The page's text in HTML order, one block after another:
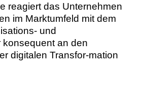
reagiert das Unternehmen
im Marktumfeld mit dem
und
konsequent an den
digitalen Transfor-mation